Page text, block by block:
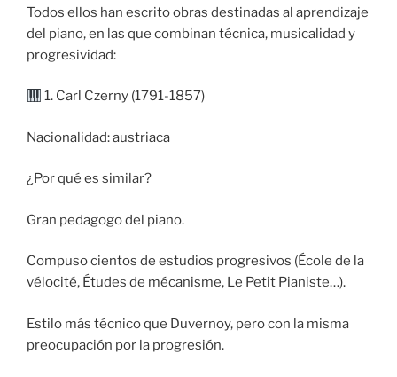
Todos ellos han escrito obras destinadas al aprendizaje
del piano, en las que combinan técnica, musicalidad y
progresividad:
1. Carl Czerny (1791-1857)
Nacionalidad: austriaca
¿Por qué es similar?
Gran pedagogo del piano.
Compuso cientos de estudios progresivos (École de la
vélocité, Études de mécanisme, Le Petit Pianiste…).
Estilo más técnico que Duvernoy, pero con la misma
preocupación por la progresión.